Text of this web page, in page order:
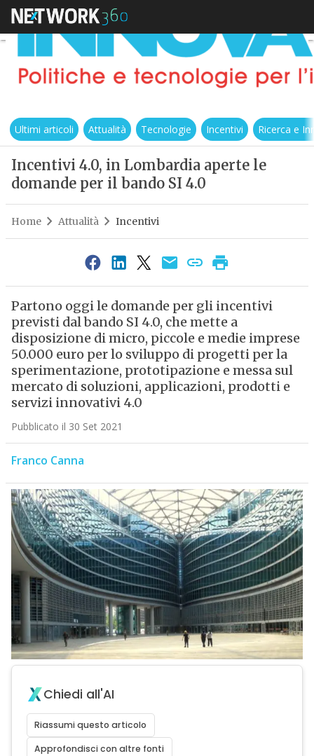
Ultimi articoli Attualità Tecnologie Incentivi Ricerca e
Incentivi 4.0, in Lombardia aperte le
domande per il bando SI 4.0
Home Attualità Incentivi
Partono oggi le domande per gli incentivi
previsti dal bando SI 4.0, che mette a
disposizione di micro, piccole e medie imprese
50.000 euro per lo sviluppo di progetti per la
sperimentazione, prototipazione e messa sul
mercato di soluzioni, applicazioni, prodotti e
servizi innovativi 4.0
Pubblicato il 30 Set 2021
Franco Canna
Chiedi all'AI
Riassumi questo articolo
Approfondisci con altre fonti